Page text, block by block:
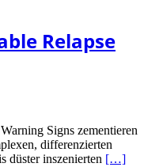
Relapse
Signs zementieren
differenzierten
düster inszenierten […]